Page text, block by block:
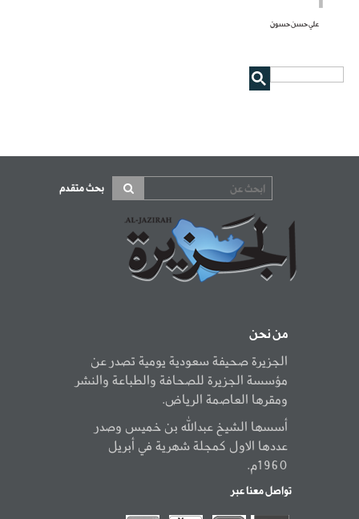
علي حسن حسون
بحث متقدم
من نحن
الجزيرة صحيفة سعودية يومية تصدر عن
مؤسسة الجزيرة للصحافة والطباعة والنشر
ومقرها العاصمة الرياض.
أسسها الشيخ عبدالله بن خميس وصدر
عددها الاول كمجلة شهرية في أبريل
1960م.
تواصل معنا عبر